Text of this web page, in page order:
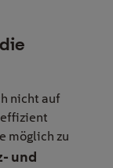
nicht auf
möglich zu
und